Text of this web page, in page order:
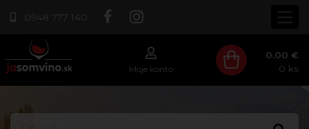
0948 777 140
Moje konto
0.00 €
0 ks